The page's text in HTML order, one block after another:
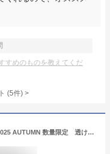
すめのものを教えてくだ
(5件) >
【公式】ニュアンス フェイスカラー 2025 AUTUMN 数量限定 透け感のある発色 | チーク アイシャドウ リップ 単色 単色アイシャドウ マルチユース 化粧品 | OSAJI オサジ 公式ショップ 正規品